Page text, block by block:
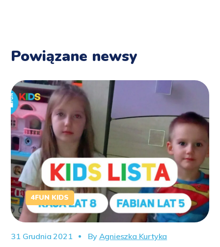
Powiązane newsy
4FUN KIDS
31 Grudnia 2021 By Agnieszka Kurtyka